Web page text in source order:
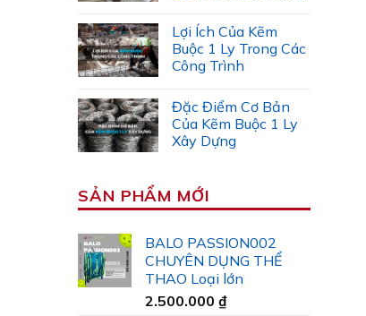
Lợi Ích Của Kẽm
Buộc 1 Ly Trong Các
Công Trình
Đặc Điểm Cơ Bản
Của Kẽm Buộc 1 Ly
Xây Dựng
SẢN PHẨM MỚI
BALO PASSION002
CHUYÊN DỤNG THỂ
THAO Loại lớn
2.500.000 ₫